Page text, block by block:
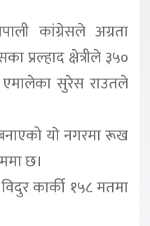
कांग्रेसले अग्रता
प्रल्हाद क्षेत्रीले ३५०
एमालेका सुरेस राउतले
याे नगरमा रूख
छ।
कार्की १५८ मतमा